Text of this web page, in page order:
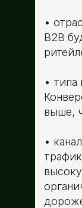
B2B
типа
выше,